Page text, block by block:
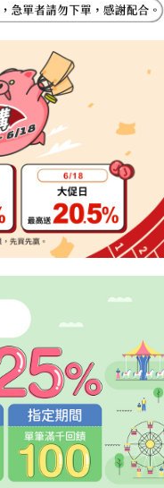
核未通過，訂單將自動取
哥付你分期系統評分，恕無
於每月結算日後寄送繳費提
／台灣大直營門市／銀行轉
下簡稱本公司）所提供，讓
並由商店將買賣／分期付款
單繳交帳款。
係目的，商店將以您的個人
大進項蒐集、處理及利用，
、核對及更正。
oppay.tw/userRule
支付方式。 讓您購物簡單
。
。
跳轉至「AFTEE先享後付」
成結帳。
的連結，可透過四大超商／
交易完成。
若您需要取消訂單，請聯絡
為有效，需透過AFTEE先享
support/home
先享後付」服務完成之交
將交易相關給付款項請求債
護人之同意方可使用
損失，本公司不負相關責
號之用戶狀況，依本公司即